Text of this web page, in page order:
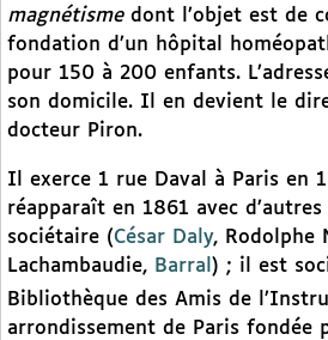
magnétismedont l’objet est de
fondation d’un hôpital
pour 150 à 200 enfants.
son domicile. Il en devient le
docteur Piron.
Il exerce 1 rue Daval à Paris en
réapparaît en 1861 avec d’autres
sociétaire (César Daly, Rodolphe
Lachambaudie, Barral ) ; il est
Bibliothèque des Amis de
arrondissement de Paris fondée